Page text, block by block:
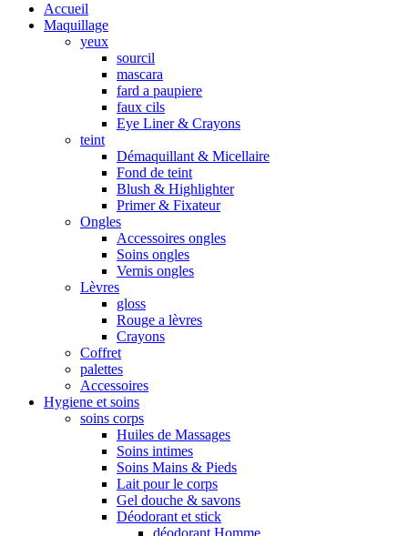
Accueil
Maquillage
yeux
sourcil
mascara
fard a paupiere
faux cils
Eye Liner & Crayons
teint
Démaquillant & Micellaire
Fond de teint
Blush & Highlighter
Primer & Fixateur
Ongles
Accessoires ongles
Soins ongles
Vernis ongles
Lèvres
gloss
Rouge a lèvres
Crayons
Coffret
palettes
Accessoires
Hygiene et soins
soins corps
Huiles de Massages
Soins intimes
Soins Mains & Pieds
Lait pour le corps
Gel douche & savons
Déodorant et stick
déodorant Homme